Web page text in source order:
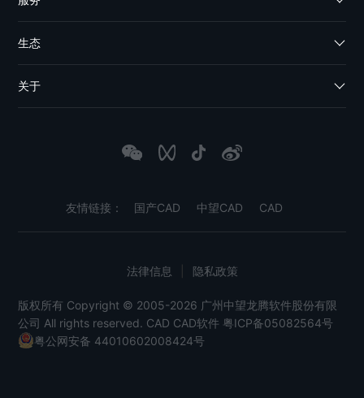
生态
关于
友情链接： 国产CAD 中望CAD CAD
版权所有 Copyright © 2005-2026 广州中望龙腾软件股份有限
公司 All rights reserved. CAD CAD软件 粤ICP备05082564号
粤公网安备 44010602008424号
法律信息 隐私政策